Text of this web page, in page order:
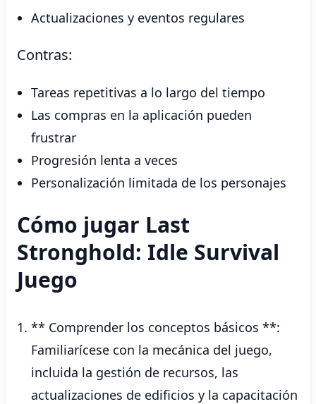
Actualizaciones y eventos regulares
Contras:
Tareas repetitivas a lo largo del tiempo
Las compras en la aplicación pueden
frustrar
Progresión lenta a veces
Personalización limitada de los personajes
Cómo jugar Last
Stronghold: Idle Survival
Juego
** Comprender los conceptos básicos **:
Familiarícese con la mecánica del juego,
incluida la gestión de recursos, las
actualizaciones de edificios y la capacitación